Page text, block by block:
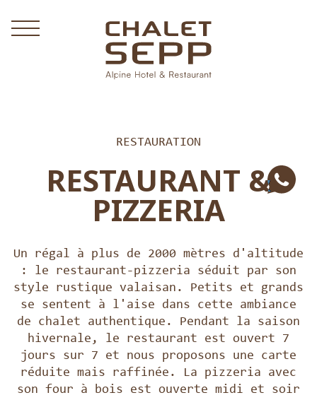
RESTAURATION
RESTAURANT &
PIZZERIA
Un régal à plus de 2000 mètres d'altitude
: le restaurant-pizzeria séduit par son
style rustique valaisan. Petits et grands
se sentent à l'aise dans cette ambiance
de chalet authentique. Pendant la saison
hivernale, le restaurant est ouvert 7
jours sur 7 et nous proposons une carte
réduite mais raffinée. La pizzeria avec
son four à bois est ouverte midi et soir